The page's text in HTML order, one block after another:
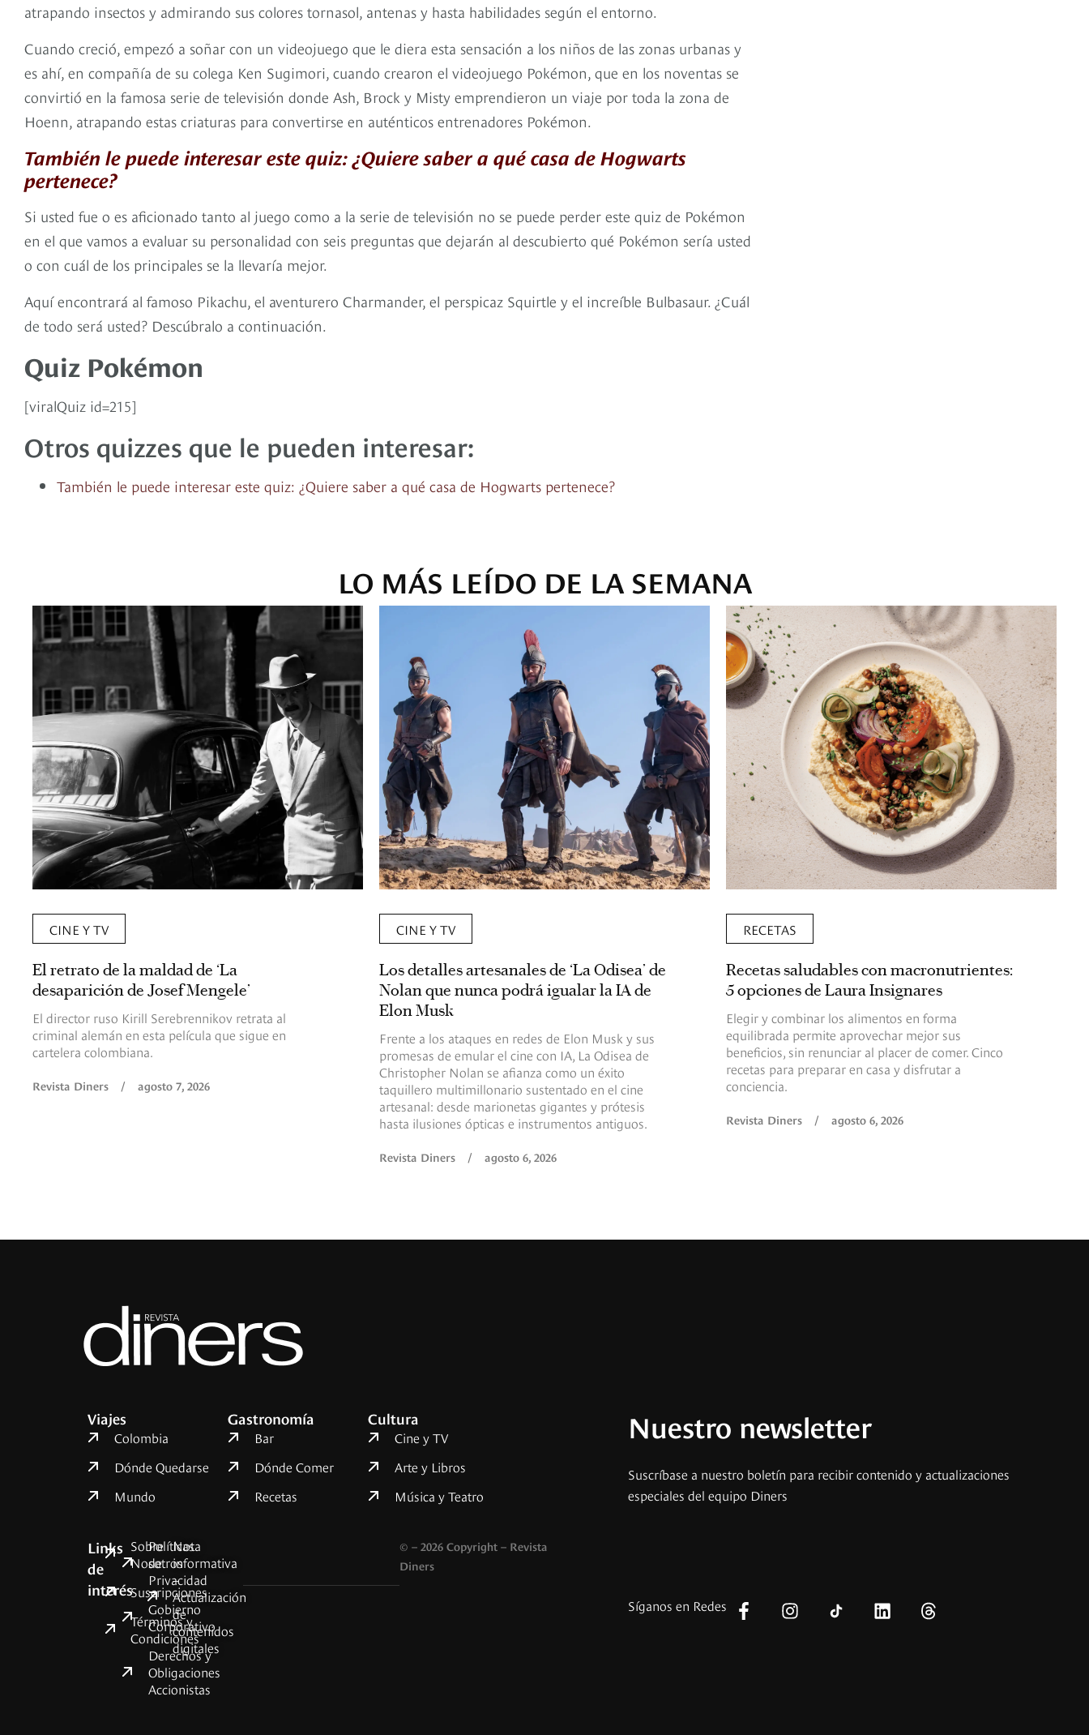
atrapando insectos y admirando sus colores tornasol, antenas y hasta habilidades según el entorno.
Cuando creció, empezó a soñar con un videojuego que le diera esta sensación a los niños de las zonas urbanas y
es ahí, en compañía de su colega Ken Sugimori, cuando crearon el videojuego Pokémon, que en los noventas se
convirtió en la famosa serie de televisión donde Ash, Brock y Misty emprendieron un viaje por toda la zona de
Hoenn, atrapando estas criaturas para convertirse en auténticos entrenadores Pokémon.
También le puede interesar este quiz: ¿Quiere saber a qué casa de Hogwarts
pertenece?
Si usted fue o es aficionado tanto al juego como a la serie de televisión no se puede perder este quiz de Pokémon
en el que vamos a evaluar su personalidad con seis preguntas que dejarán al descubierto qué Pokémon sería usted
o con cuál de los principales se la llevaría mejor.
Aquí encontrará al famoso Pikachu, el aventurero Charmander, el perspicaz Squirtle y el increíble Bulbasaur. ¿Cuál
de todo será usted? Descúbralo a continuación.
Quiz Pokémon
[viralQuiz id=215]
Otros quizzes que le pueden interesar:
También le puede interesar este quiz: ¿Quiere saber a qué casa de Hogwarts pertenece?
LO MÁS LEÍDO DE LA SEMANA
CINE Y TV
El retrato de la maldad de ‘La
desaparición de Josef Mengele’
El director ruso Kirill Serebrennikov retrata al
criminal alemán en esta película que sigue en
cartelera colombiana.
Revista Diners / agosto 7, 2026
CINE Y TV
Los detalles artesanales de ‘La Odisea’ de
Nolan que nunca podrá igualar la IA de
Elon Musk
Frente a los ataques en redes de Elon Musk y sus
promesas de emular el cine con IA, La Odisea de
Christopher Nolan se afianza como un éxito
taquillero multimillonario sustentado en el cine
artesanal: desde marionetas gigantes y prótesis
hasta ilusiones ópticas e instrumentos antiguos.
Revista Diners / agosto 6, 2026
RECETAS
Recetas saludables con macronutrientes:
5 opciones de Laura Insignares
Elegir y combinar los alimentos en forma
equilibrada permite aprovechar mejor sus
beneficios, sin renunciar al placer de comer. Cinco
recetas para preparar en casa y disfrutar a
conciencia.
Revista Diners / agosto 6, 2026
Viajes
Colombia
Dónde Quedarse
Mundo
Gastronomía
Bar
Dónde Comer
Recetas
Cultura
Cine y TV
Arte y Libros
Música y Teatro
Links
de
interés
Sobre
Nosotros
Suscripciones
Términos y
Condiciones
Políticas
de
Privacidad
Gobierno
Corporativo
Derechos y
Obligaciones
Accionistas
Nota
informativa
–
Actualización
de
contenidos
digitales
© – 2026 Copyright – Revista
Diners
Nuestro newsletter
Suscríbase a nuestro boletín para recibir contenido y actualizaciones
especiales del equipo Diners
Síganos en Redes